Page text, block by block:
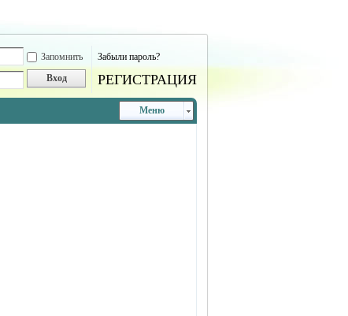
Запомнить Забыли пароль?
Вход РЕГИСТРАЦИЯ
Меню